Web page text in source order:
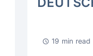
19 min read